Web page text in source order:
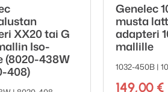
XX20 tai G
Iso-
(8020-438W
408)
Genelec
musta
adapteri
mallille
1032-450B |
149,00 €